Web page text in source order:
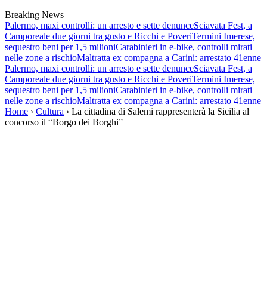
Breaking News
Palermo, maxi controlli: un arresto e sette denunceSciavata Fest, a
Camporeale due giorni tra gusto e Ricchi e PoveriTermini Imerese,
sequestro beni per 1,5 milioniCarabinieri in e-bike, controlli mirati
nelle zone a rischioMaltratta ex compagna a Carini: arrestato 41enne
Palermo, maxi controlli: un arresto e sette denunceSciavata Fest, a
Camporeale due giorni tra gusto e Ricchi e PoveriTermini Imerese,
sequestro beni per 1,5 milioniCarabinieri in e-bike, controlli mirati
nelle zone a rischioMaltratta ex compagna a Carini: arrestato 41enne
Home › Cultura › La cittadina di Salemi rappresenterà la Sicilia al
concorso il “Borgo dei Borghi”